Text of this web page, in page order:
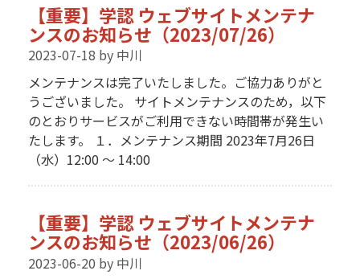
【重要】学認 ウェブサイトメンテナ
ンスのお知らせ（2023/07/26）
2023-07-18 by 中川
メンテナンスは完了いたしました。ご協力ありがと
うございました。 サイトメンテナンスのため，以下
のとおりサービスがご利用できない時間帯が発生い
たします。 １．メンテナンス期間 2023年7月26日
（水）12:00 〜 14:00
【重要】学認 ウェブサイトメンテナ
ンスのお知らせ（2023/06/26）
2023-06-20 by 中川